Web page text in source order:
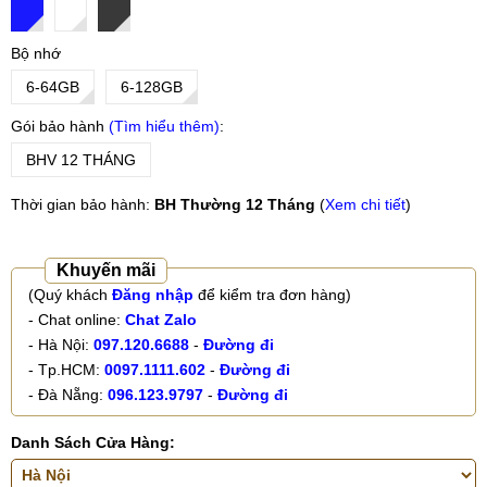
Bộ nhớ
6-64GB
6-128GB
Gói bảo hành
Tìm hiểu thêm
BHV 12 THÁNG
Thời gian bảo hành: BH Thường 12 Tháng (Xem chi tiết)
Khuyến mãi
(Quý khách Đăng nhập để kiểm tra đơn hàng)
- Chat online: Chat Zalo
- Hà Nội: 097.120.6688 - Đường đi
- Tp.HCM: 0097.1111.602 - Đường đi
- Đà Nẵng: 096.123.9797 - Đường đi
Danh Sách Cửa Hàng: